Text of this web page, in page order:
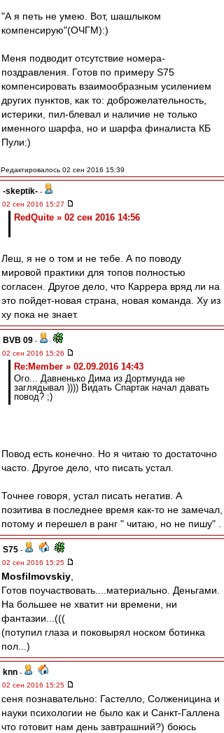
"А я петь не умею. Вот, шашлыком
компенсирую"(ОЧГМ):)
Меня подводит отсутствие номера-
поздравления. Готов по примеру S75
компенсировать взаимообразным усилением
других пунктов, как то: доброжелательность,
истерики, пил-блевал и наличие не только
именного шарфа, но и шарфа финалиста КБ
Пули:)
Редактировалось 02 сен 2016 15:39
-skeptik- -
02 сен 2016 15:27
RedQuite » 02 сен 2016 14:56
Леш, я не о том и не тебе. А по поводу
мировой практики для топов полностью
согласен. Другое дело, что Каррера вряд ли на
это пойдет-новая страна, новая команда. Ху из
ху пока не знает.
BVB 09 -
02 сен 2016 15:26
Re:Member » 02.09.2016 14:43
Ого... Давненько Дима из Дортмунда не
заглядывал )))) Видать Спартак начал давать
повод? ;)
Повод есть конечно. Но я читаю то достаточно
часто. Другое дело, что писать устал.
Точнее говоря, устал писать негатив. А
позитива в последнее время как-то не замечал,
потому и перешел в ранг " читаю, но не пишу" .
S75 -
02 сен 2016 15:25
Mosfilmovskiy
Готов поучаствовать....материально. Деньгами.
На большее не хватит ни времени, ни
фантазии...(((
(потупил глаза и поковырял носком ботинка
пол...)
knn -
02 сен 2016 15:25
сеня познавательно: Гастелло, Солженицина и
науки психологии не было как и Санкт-Галлена
что готовит нам день завтрашний?) боюсь